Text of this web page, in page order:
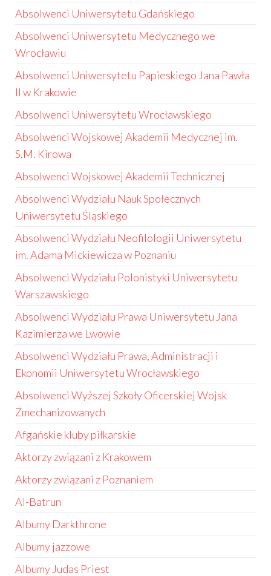
Absolwenci Uniwersytetu Gdańskiego
Absolwenci Uniwersytetu Medycznego we
Wrocławiu
Absolwenci Uniwersytetu Papieskiego Jana Pawła
II w Krakowie
Absolwenci Uniwersytetu Wrocławskiego
Absolwenci Wojskowej Akademii Medycznej im.
S.M. Kirowa
Absolwenci Wojskowej Akademii Technicznej
Absolwenci Wydziału Nauk Społecznych
Uniwersytetu Śląskiego
Absolwenci Wydziału Neofilologii Uniwersytetu
im. Adama Mickiewicza w Poznaniu
Absolwenci Wydziału Polonistyki Uniwersytetu
Warszawskiego
Absolwenci Wydziału Prawa Uniwersytetu Jana
Kazimierza we Lwowie
Absolwenci Wydziału Prawa, Administracji i
Ekonomii Uniwersytetu Wrocławskiego
Absolwenci Wyższej Szkoły Oficerskiej Wojsk
Zmechanizowanych
Afgańskie kluby piłkarskie
Aktorzy związani z Krakowem
Aktorzy związani z Poznaniem
Al-Batrun
Albumy Darkthrone
Albumy jazzowe
Albumy Judas Priest